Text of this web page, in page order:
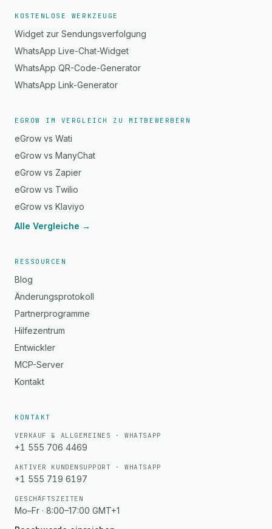
KOSTENLOSE WERKZEUGE
Widget zur Sendungsverfolgung
WhatsApp Live-Chat-Widget
WhatsApp QR-Code-Generator
WhatsApp Link-Generator
EGROW IM VERGLEICH ZU MITBEWERBERN
eGrow vs Wati
eGrow vs ManyChat
eGrow vs Zapier
eGrow vs Twilio
eGrow vs Klaviyo
Alle Vergleiche →
RESSOURCEN
Blog
Änderungsprotokoll
Partnerprogramme
Hilfezentrum
Entwickler
MCP-Server
Kontakt
KONTAKT
VERKAUF & ALLGEMEINES · WHATSAPP
+1 555 706 4469
AKTIVER KUNDENSUPPORT · WHATSAPP
+1 555 719 6197
GESCHÄFTSZEITEN
Mo–Fr · 8:00–17:00 GMT+1